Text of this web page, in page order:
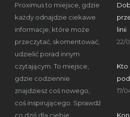
Proximus to miejsce, gdzie
każdy odnajdzie ciekawe
informacje, które może
przeczytać, skomentować,
udzielić porad innym
czytającym. To miejsce,
gdzie codziennie
znajdziesz coś nowego,
coś inspirującego. Sprawdź
co dziś dla ciebie
linii
22/
Kto
17/